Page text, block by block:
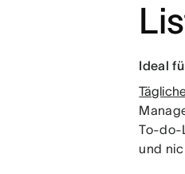
Ideal
To-do-
und